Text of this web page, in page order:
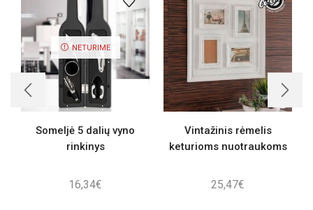
NETURIME
Someljė 5 dalių vyno
rinkinys
16,34€
Vintažinis rėmelis
keturioms nuotraukoms
25,47€